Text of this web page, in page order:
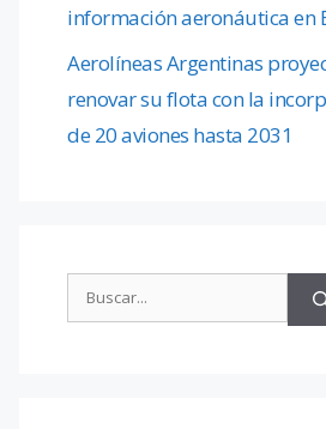
información aeronáutica en
Aerolíneas Argentinas
renovar su flota con la
de 20 aviones hasta 2031